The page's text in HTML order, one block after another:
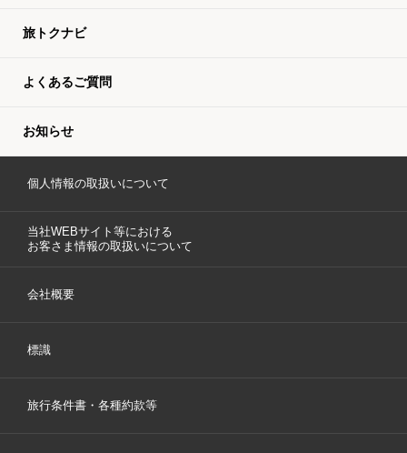
旅トクナビ
よくあるご質問
お知らせ
個人情報の取扱いについて
当社WEBサイト等における
お客さま情報の取扱いについて
会社概要
標識
旅行条件書・各種約款等